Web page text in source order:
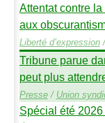
Attentat contre
aux
Liberté d’expression
Tribune parue
peut plus
Presse/ Union
Spécial été